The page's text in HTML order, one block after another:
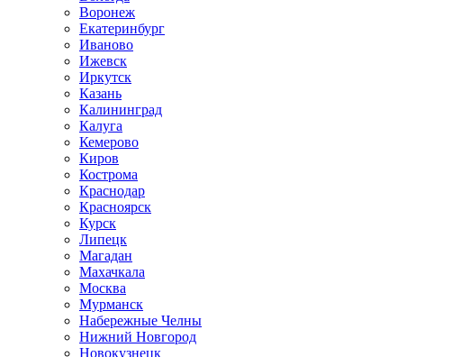
Воронеж
Екатеринбург
Иваново
Ижевск
Иркутск
Казань
Калининград
Калуга
Кемерово
Киров
Кострома
Краснодар
Красноярск
Курск
Липецк
Магадан
Махачкала
Москва
Мурманск
Набережные Челны
Нижний Новгород
Новокузнецк